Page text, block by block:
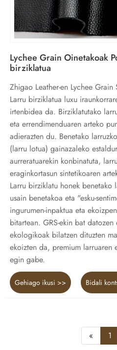
Lychee Grain Oinetakoak
birziklatua
Zhigao Leather-en Lychee
Larru birziklatua luxu
irtenbidea da. Birziklatutako
eta errendimenduaren arteko
adierazten du. Benetako
(larru lotua) gainazaleko
aurreratuarekin konbinatuta,
eraginkortasun sintetikoaren
Larru birziklatu honek benetako
usain benetakoa eta "esku-
ingurumen-inpaktua eta
bitartean. GRS-ekin bat
ekologikoak bilatzen dituzten
ekoizten da, premium larruaren
egin gabe.
Gehiago ikusi >> Bidali
« 1